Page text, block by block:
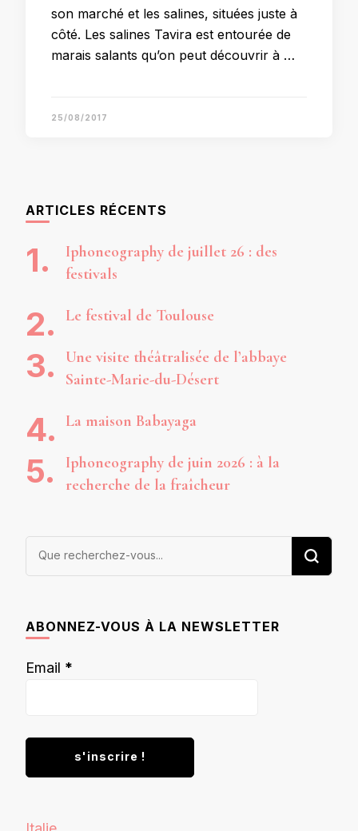
son marché et les salines, situées juste à
côté. Les salines Tavira est entourée de
marais salants qu’on peut découvrir à …
25/08/2017
ARTICLES RÉCENTS
Iphoneography de juillet 26 : des
festivals
Le festival de Toulouse
Une visite théâtralisée de l’abbaye
Sainte-Marie-du-Désert
La maison Babayaga
Iphoneography de juin 2026 : à la
recherche de la fraîcheur
Vous
ABONNEZ-VOUS À LA NEWSLETTER
Email *